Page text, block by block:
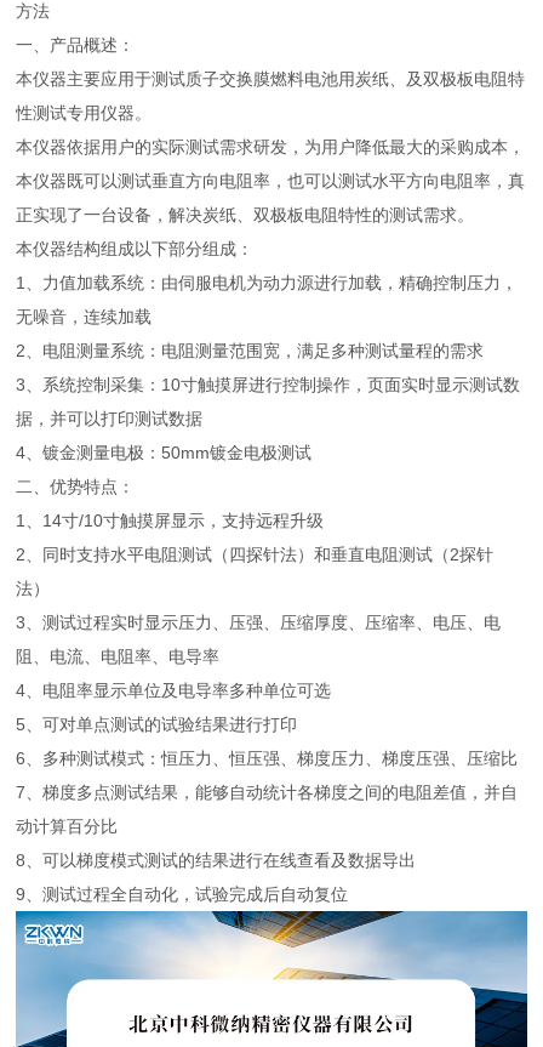
方法
一、产品概述：
本仪器主要应用于测试质子交换膜燃料电池用炭纸、及双极板电阻特
性测试专用仪器。
本仪器依据用户的实际测试需求研发，为用户降低最大的采购成本，
本仪器既可以测试垂直方向电阻率，也可以测试水平方向电阻率，真
正实现了一台设备，解决炭纸、双极板电阻特性的测试需求。
本仪器结构组成以下部分组成：
1、 力值加载系统：由伺服电机为动力源进行加载，精确控制压力，
无噪音，连续加载
2、 电阻测量系统：电阻测量范围宽，满足多种测试量程的需求
3、 系统控制采集：10寸触摸屏进行控制操作，页面实时显示测试数
据，并可以打印测试数据
4、镀金测量电极：50mm镀金电极测试
二、优势特点：
1、14寸/10寸触摸屏显示，支持远程升级
2、同时支持水平电阻测试（四探针法）和垂直电阻测试（2探针
法）
3、测试过程实时显示压力、压强、压缩厚度、压缩率、电压、电
阻、电流、电阻率、电导率
4、电阻率显示单位及电导率多种单位可选
5、可对单点测试的试验结果进行打印
6、多种测试模式：恒压力、恒压强、梯度压力、梯度压强、压缩比
7、梯度多点测试结果，能够自动统计各梯度之间的电阻差值，并自
动计算百分比
8、可以梯度模式测试的结果进行在线查看及数据导出
9、测试过程全自动化，试验完成后自动复位